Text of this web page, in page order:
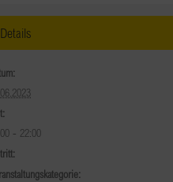
Details
- 22:00